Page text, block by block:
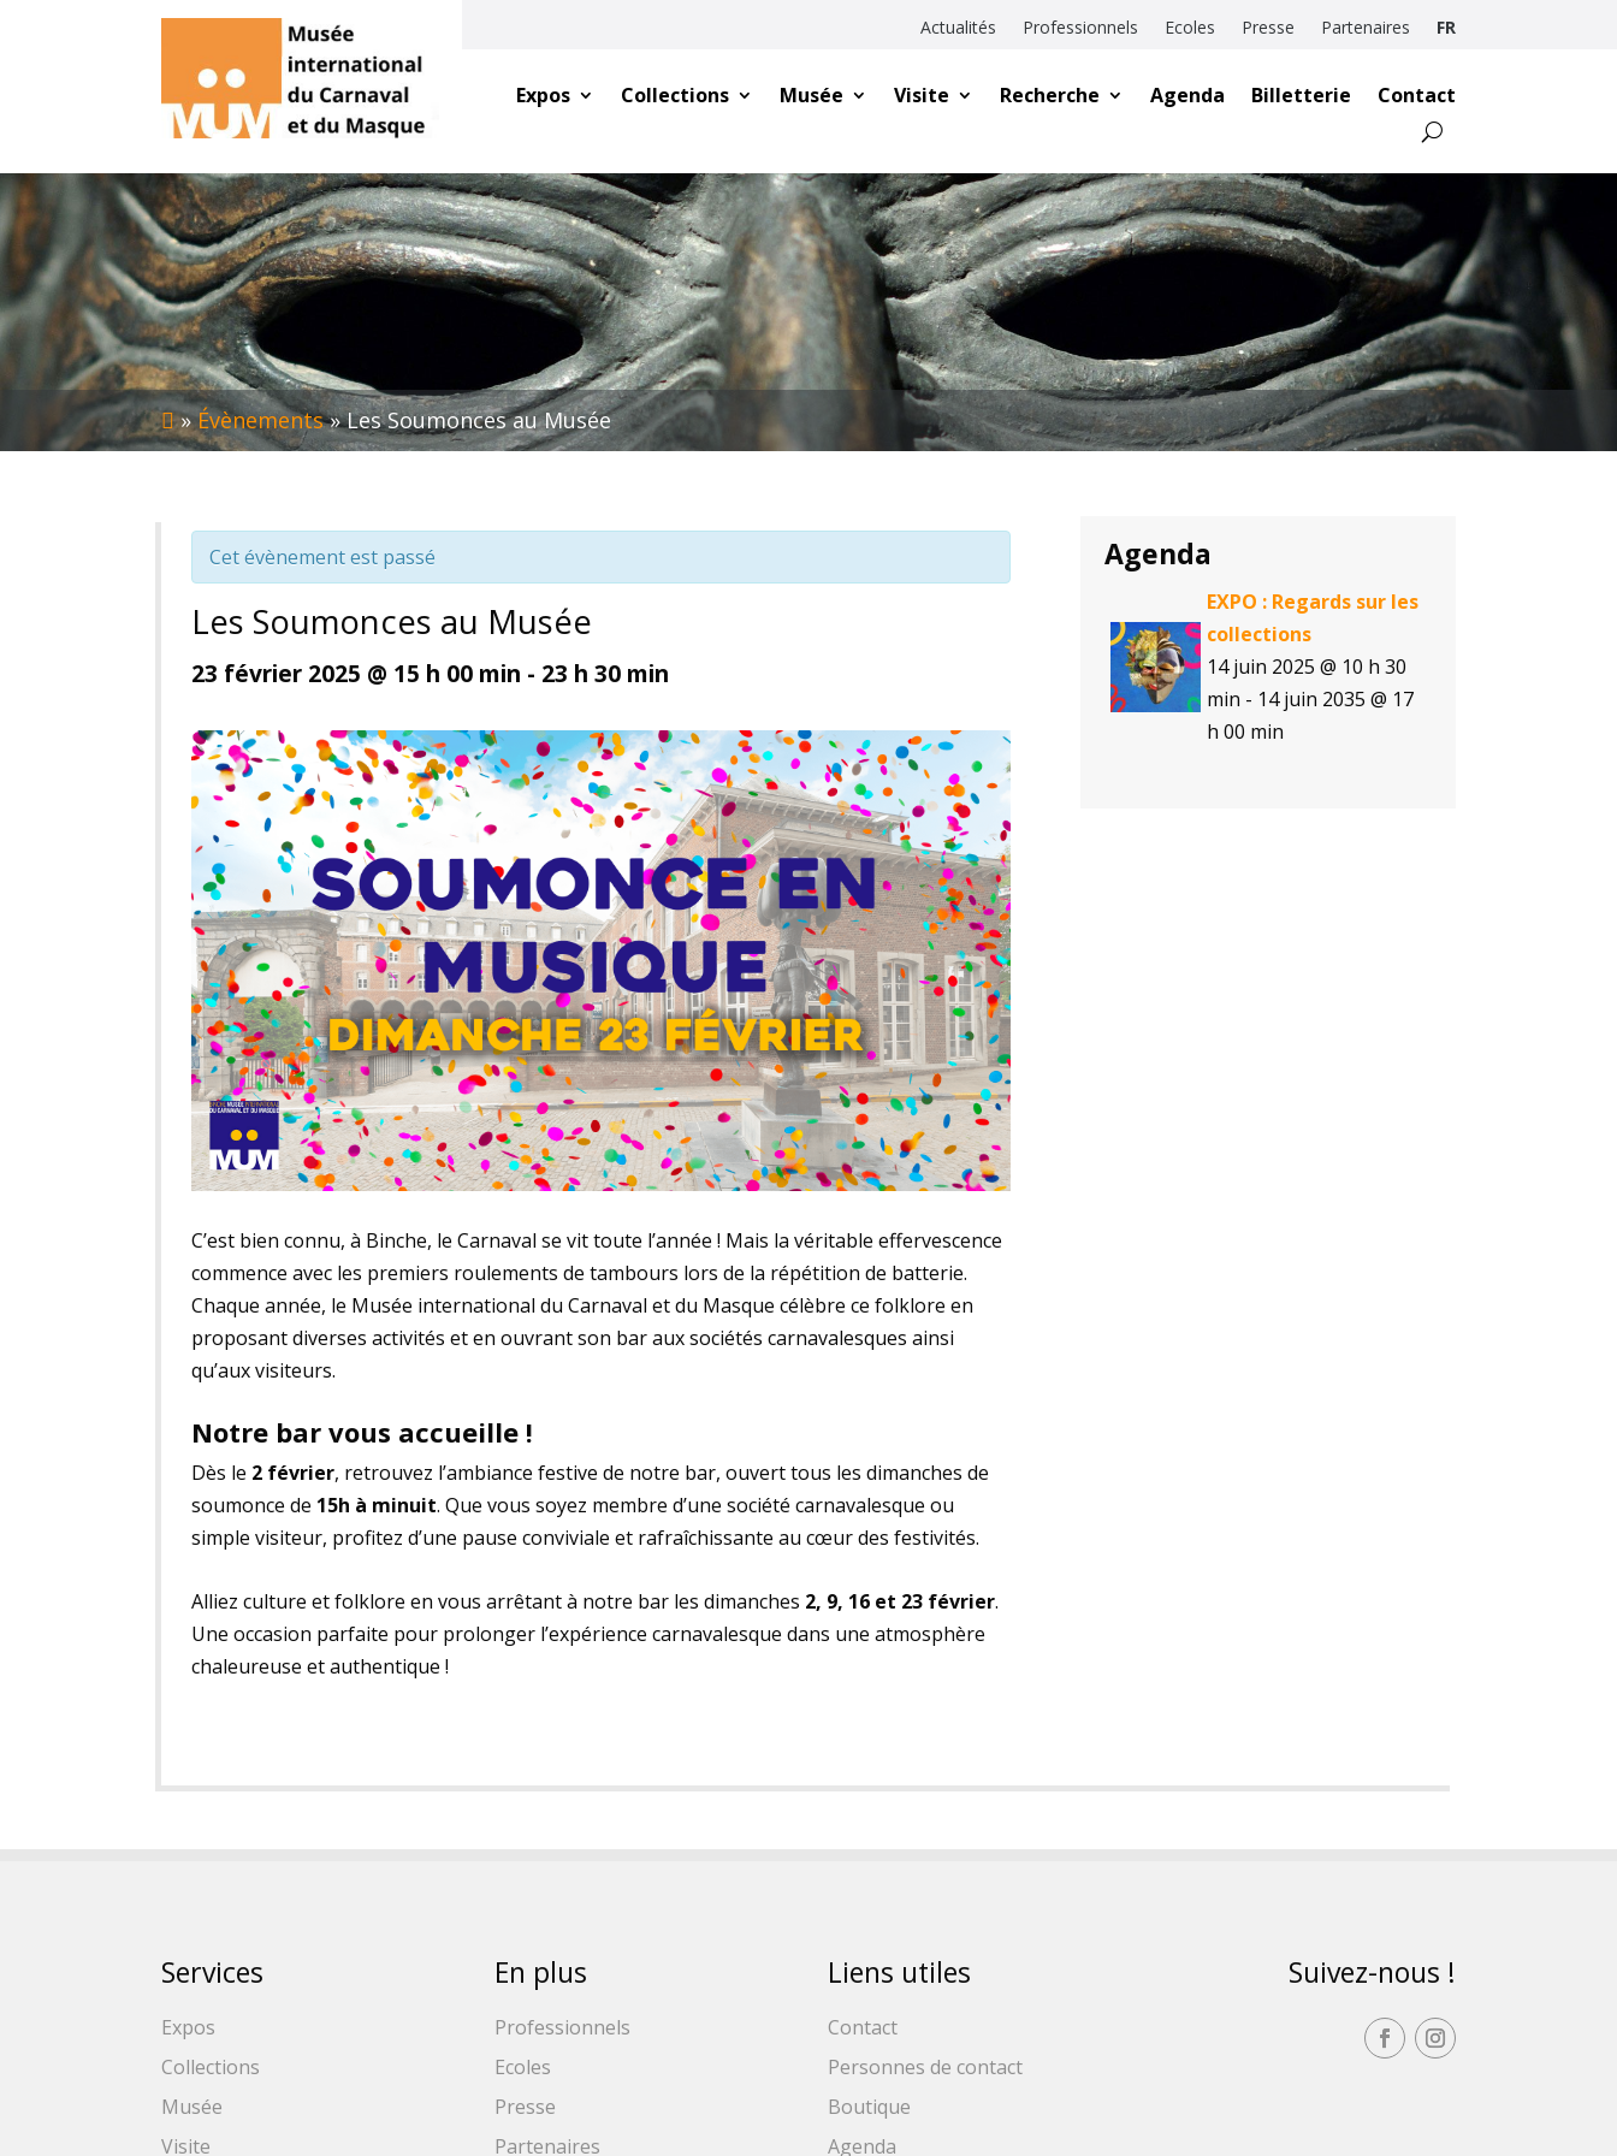
Actualités Professionnels Ecoles Presse Partenaires FR
Expos Collections Musée Visite Recherche Agenda Billetterie Contact
»Évènements»Les Soumonces au Musée
Cet évènement est passé
Les Soumonces au Musée
23 février 2025 @ 15 h 00 min - 23 h 30 min
C’est bien connu, à Binche, le Carnaval se vit toute l’année ! Mais la véritable effervescence
commence avec les premiers roulements de tambours lors de la répétition de batterie.
Chaque année, le Musée international du Carnaval et du Masque célèbre ce folklore en
proposant diverses activités et en ouvrant son bar aux sociétés carnavalesques ainsi
qu’aux visiteurs.
Notre bar vous accueille !
Dès le 2 février, retrouvez l’ambiance festive de notre bar, ouvert tous les dimanches de
soumonce de 15h à minuit. Que vous soyez membre d’une société carnavalesque ou
simple visiteur, profitez d’une pause conviviale et rafraîchissante au cœur des festivités.
Alliez culture et folklore en vous arrêtant à notre bar les dimanches 2, 9, 16 et 23 février.
Une occasion parfaite pour prolonger l’expérience carnavalesque dans une atmosphère
chaleureuse et authentique !
Agenda
EXPO : Regards sur les
collections
14 juin 2025 @ 10 h 30
min - 14 juin 2035 @ 17
h 00 min
Services
Expos
Collections
Musée
Visite
En plus
Professionnels
Ecoles
Presse
Partenaires
Liens utiles
Contact
Personnes de contact
Boutique
Agenda
Suivez-nous !